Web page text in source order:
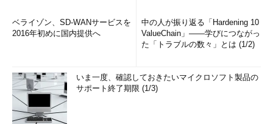
ベライゾン、SD-WANサービスを
2016年初めに国内提供へ
中の人が振り返る「Hardening 10
ValueChain」――学びにつながっ
た「トラブルの数々」とは (1/2)
いま一度、確認しておきたいマイクロソフト製品の
サポート終了期限 (1/3)